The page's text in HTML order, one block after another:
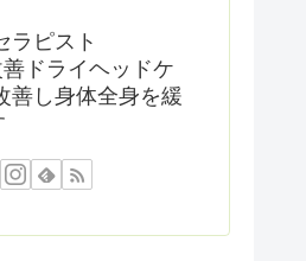
ラピスト
ドライヘッドケ
善し身体全身を緩